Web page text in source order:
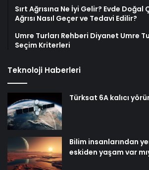
Sırt Ağrısına Ne İyi Gelir? Evde Doğal
Ağrısı Nasıl Geçer ve Tedavi Edilir?
Umre Turları Rehberi Diyanet Umre
Seçim Kriterleri
Teknoloji Haberleri
Türksat 6A kalıcı
Bilim insanlarından
eskiden yaşam var